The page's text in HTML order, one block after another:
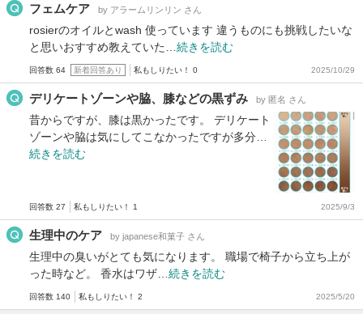
フェムケア by アラームリンリン さん
rosierのオイルとwash 使っています 違うものにも挑戦したいな
と思いおすすめ教えていた… 続きを読む
回答数 64 新着回答あり 私もしりたい！ 0 2025/10/29
デリケートゾーンや脇、膝などの黒ずみ by 匿名 さん
昔からですが、膝は黒かったです。 デリケート
ゾーンや脇は気にしてこなかったですが多分…
続きを読む
回答数 27 私もしりたい！ 1 2025/9/3
生理中のケア by japanese和菓子 さん
生理中の臭いがとても気になります。 職場で椅子から立ち上が
った時など。 香水はワザ… 続きを読む
回答数 140 私もしりたい！ 2 2025/5/20